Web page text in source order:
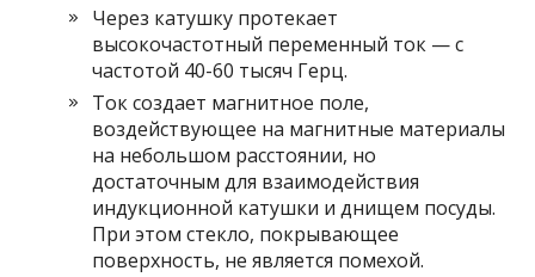
Через катушку протекает
высокочастотный переменный ток — с
частотой 40-60 тысяч Герц.
Ток создает магнитное поле,
воздействующее на магнитные материалы
на небольшом расстоянии, но
достаточным для взаимодействия
индукционной катушки и днищем посуды.
При этом стекло, покрывающее
поверхность, не является помехой.